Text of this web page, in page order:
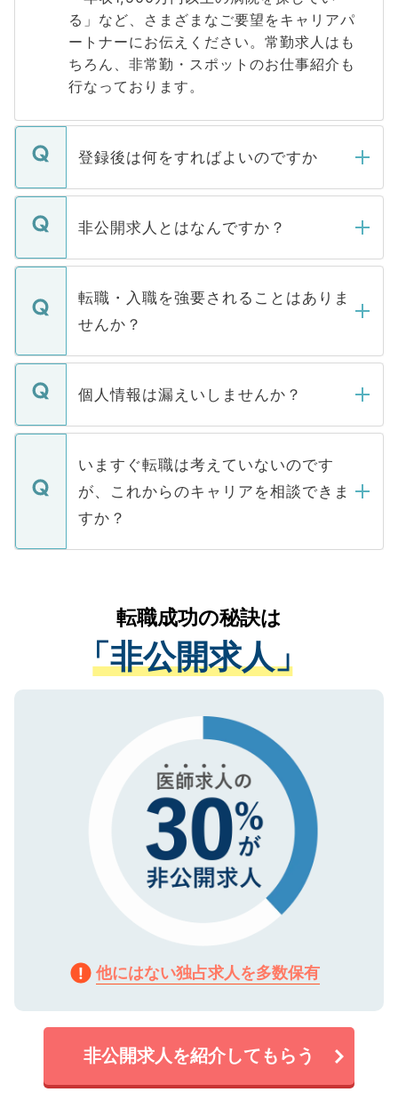
る」など、さまざまなご要望をキャリアパ
ートナーにお伝えください。常勤求人はも
ちろん、非常勤・スポットのお仕事紹介も
行なっております。
登録後は何をすればよいのですか
ご登録いただきましたら、弊社担当者がご
登録内容を確認し、その後メールもしくは
ます。通常、5営業日以内にはご連絡をせて
いただきますので、しばらくお待ちくださ
非公開求人とはなんですか？
マイナビDOCTORで取り扱っている求人の
うち約3割は、Webサイトからご覧いただ
けない「非公開求人」です。非公開求人は
下記の理由によって、一般には公開してい
ません。
■応募殺到を避けるため 人気のある医療機
関を公にしてしまうと、応募が殺到する場
に、医療機関が求める条件に合った人材の
みを人材紹介会社に依頼するケースが増え
ています。
転職・入職を強要されることはありま
せんか？
転職・入職を強要することは一切ありませ
ん。また、仮に応募先から内定をいただい
定を承諾する必要はありません。内定先へ
の辞退の連絡はキャリアパートナーが行い
個人情報は漏えいしませんか？
個人情報が漏えいすることはありませんの
で、ご安心ください。当サイトからの登録
などで収集したご登録者様の個人情報は、
ご本人のキャリアアップおよび転職活動の
支援を目的に使用いたします。お預かりし
ているすべての個人データはご本人の許可
は、個人情報の取り扱いについての厳密な
管理基準を満たした事業者のみに付与され
る、プライバシーマークを取得済みです。
で、機密保持に関してもご安心ください。
いますぐ転職は考えていないのです
が、これからのキャリアを相談できま
すか？
かがいして、現在の医療機関の状況や紹介
経験をまじえながら、適切なアドバイスを
させていただきます。すぐにご転職をされ
ない方には、長期的なサポートが可能です
ので、まずはご登録ください。
転職成功の秘訣は
「非公開求人」
他にはない独占求人を多数保有
非公開求人を紹介してもらう